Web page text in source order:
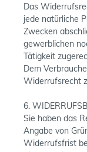
Das
jede natürliche
Zwecken
gewerblichen
Tätigkeit
Dem
Widerrufsrecht
6.
Sie haben das
Angabe von
Widerrufsfrist